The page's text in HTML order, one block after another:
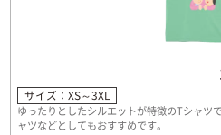
サイズ：XS～3XL
ゆったりとしたシルエットが特徴のTシャツ
ャツなどとしてもおすすめです。